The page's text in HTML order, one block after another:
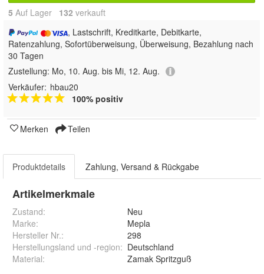
5 Auf Lager 132 verkauft
, Lastschrift, Kreditkarte, Debitkarte,
Ratenzahlung, Sofortüberweisung, Überweisung, Bezahlung nach
30 Tagen
Zustellung: Mo, 10. Aug. bis Mi, 12. Aug.
Verkäufer: hbau20
100% positiv
Merken Teilen
Produktdetails Zahlung, Versand & Rückgabe
Artikelmerkmale
Zustand:
Neu
Marke:
Mepla
Hersteller Nr.:
298
Herstellungsland und -region: Deutschland
Material: Zamak Spritzguß